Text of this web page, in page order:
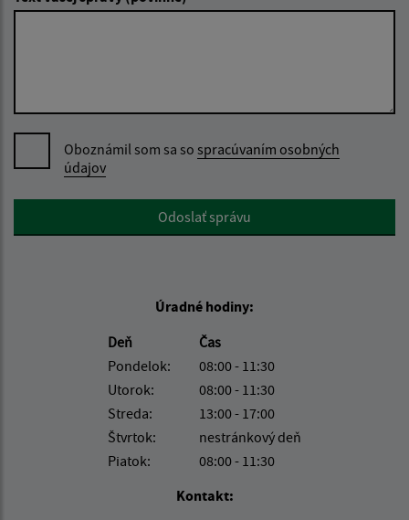
Oboznámil som sa so spracúvaním osobných
údajov
Google reCaptcha ResponseOdoslať správu
Úradné hodiny:
Deň
Čas
Pondelok:
08:00 - 11:30
Utorok:
08:00 - 11:30
Streda:
13:00 - 17:00
Štvrtok:
nestránkový deň
Piatok:
08:00 - 11:30
Kontakt: